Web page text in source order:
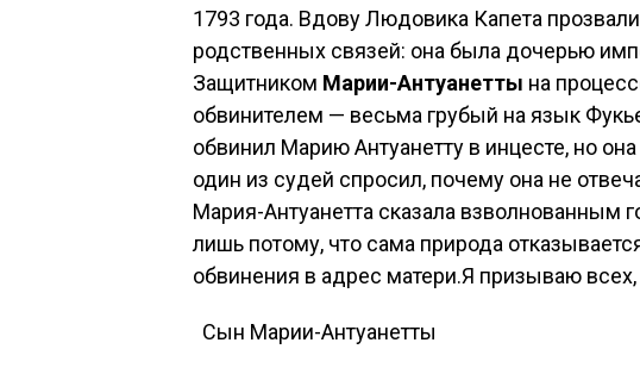
1793 года. Вдову Людовика Капета
родственных связей: она была дочерью
Защитником Марии-Антуанетты на
обвинителем — весьма грубый на язык
обвинил Марию Антуанетту в инцесте, но
один из судей спросил, почему она не
Мария-Антуанетта сказала взволнованным
лишь потому, что сама природа
обвинения в адрес матери.Я призываю
Сын Марии-Антуанетты